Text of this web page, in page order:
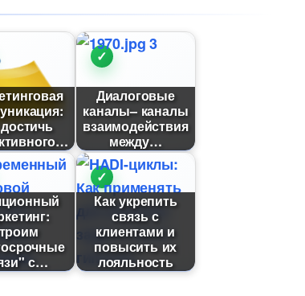
Диалоговые
каналы– каналы
заимодействия
между
с
Как укрепить
связь с
клиентами и
повысить их
лояльность